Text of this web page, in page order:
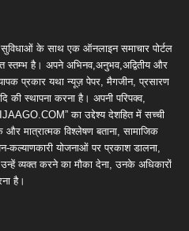
के साथ एक ऑनलाइन समाचार पोर्टल
स्तम्भ है। अपने अभिनव,अनुभव,अद्वितीय और
प्रकार यथा न्यूज़ पेपर, मैगजीन, प्रसारण
की स्थापना करना है। अपनी परिपक्व,
का उद्देश्य देशहित में सच्ची
मात्रात्मक विश्लेषण बताना, सामाजिक
योजनाओं पर प्रकाश डालना,
व्यक्त करने का मौका देना, उनके अधिकारों
है।